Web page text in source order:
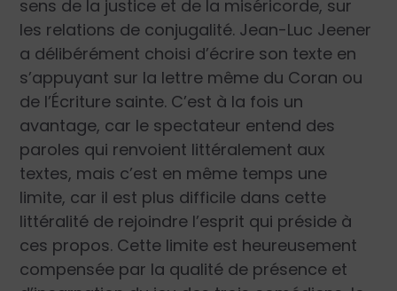
sens de la justice et de la miséricorde, sur
les relations de conjugalité. Jean-Luc Jeener
a délibérément choisi d’écrire son texte en
s’appuyant sur la lettre même du Coran ou
de l’Écriture sainte. C’est à la fois un
avantage, car le spectateur entend des
paroles qui renvoient littéralement aux
textes, mais c’est en même temps une
limite, car il est plus difficile dans cette
littéralité de rejoindre l’esprit qui préside à
ces propos. Cette limite est heureusement
compensée par la qualité de présence et